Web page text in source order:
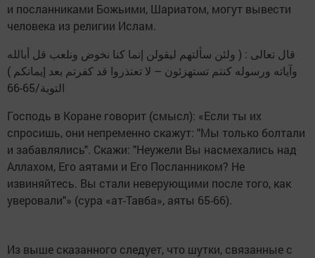
и посланниками Божьими, Шариатом, могут вывести
человека из религии Ислам.
وآياته ورسوله كنتم تستهزئون – لا تعتذروا قد كفرتم بعد إيمانكم )
التوبة/65-66
Господь в Коране говорит (смысл): «Если ты их
спросишь, они непременно скажут: "Мы только болтали
и забавлялись". Скажи: "Неужели Вы насмехались над
Аллахом, Его аятами и Его Посланником? Не
извиняйтесь. Вы стали неверующими после того, как
уверовали"» (сура «ат-Тавба», аяты 65-66).
Из выше сказанного следует, что шутки, связанные с